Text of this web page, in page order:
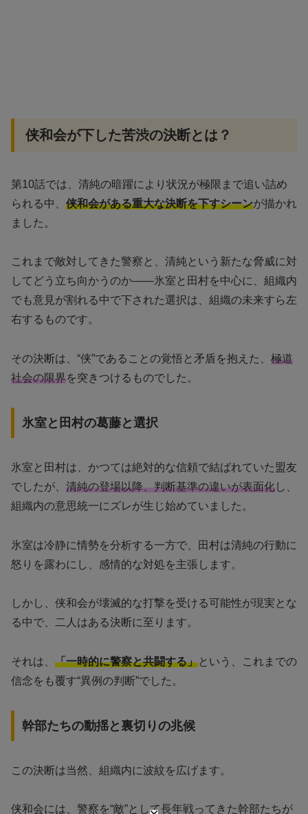
侠和会が下した苦渋の決断とは？
第10話では、清純の暗躍により状況が極限まで追い詰め
られる中、 侠和会がある重大な決断を下すシーンが描かれ
ました。
これまで敵対してきた警察と、清純という新たな脅威に対
してどう立ち向かうのか――氷室と田村を中心に、組織内
でも意見が割れる中で下された選択は、組織の未来すら左
右するものです。
その決断は、“侠”であることの覚悟と矛盾を抱えた、 極道
社会の限界を突きつけるものでした。
氷室と田村の葛藤と選択
氷室と田村は、かつては絶対的な信頼で結ばれていた盟友
でしたが、 清純の登場以降、判断基準の違いが表面化し、
組織内の意思統一にズレが生じ始めていました。
氷室は冷静に情勢を分析する一方で、田村は清純の行動に
怒りを露わにし、感情的な対処を主張します。
しかし、侠和会が壊滅的な打撃を受ける可能性が現実とな
る中で、二人はある決断に至ります。
それは、 「一時的に警察と共闘する」という、これまでの
信念をも覆す“異例の判断”でした。
幹部たちの動揺と裏切りの兆候
この決断は当然、組織内に波紋を広げます。
侠和会には、警察を“敵”として長年戦ってきた幹部たちが